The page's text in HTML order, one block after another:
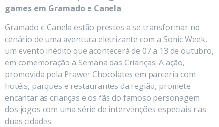
games em Gramado e Canela
Gramado e Canela estão prestes a se transformar no
cenário de uma aventura eletrizante com a Sonic Week,
um evento inédito que acontecerá de 07 a 13 de outubro,
em comemoração à Semana das Crianças. A ação,
promovida pela Prawer Chocolates em parceria com
hotéis, parques e restaurantes da região, promete
encantar as crianças e os fãs do famoso personagem
dos jogos com uma série de intervenções especiais nas
duas cidades.